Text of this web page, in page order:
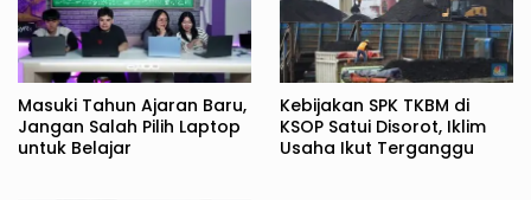
Masuki Tahun Ajaran Baru,
Jangan Salah Pilih Laptop
untuk Belajar
Kebijakan SPK TKBM di
KSOP Satui Disorot, Iklim
Usaha Ikut Terganggu